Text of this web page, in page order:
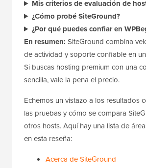
Mis criterios de evaluación de
¿Cómo probé SiteGround?
¿Por qué puedes confiar en
En resumen: SiteGround combina
de actividad y soporte confiable en
Si buscas hosting premium con una
sencilla, vale la pena el precio.
Echemos un vistazo a los resultados
las pruebas y cómo se compara
otros hosts. Aquí hay una lista de
en esta reseña:
Acerca de SiteGround